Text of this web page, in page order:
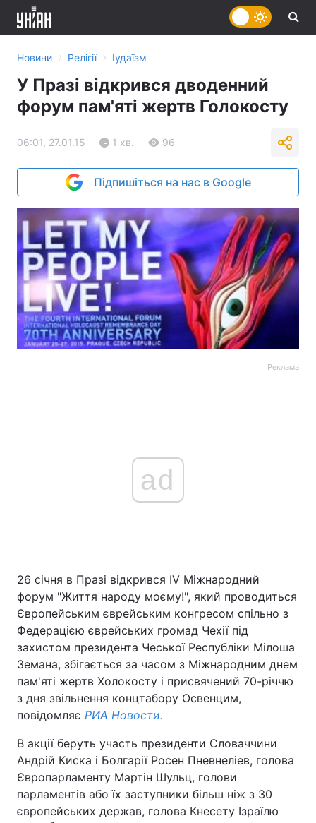
Головна Війна
Україна
Економіка
Спорт Наука
Техно і зв'язок Лайт
Новини › Релігії › Іудаїзм
У Празі відкрився дводенний
форум пам'яті жертв Голокосту
06:01, 27.01.15 1 хв. 96
Підпишіться на нас в Google
Реклама
ad
26 січня в Празі відкрився IV Міжнародний
форум "Життя народу моєму!", який проводиться
Європейським єврейським конгресом спільно з
Федерацією єврейських громад Чехії під
захистом президента Чеської Республіки Мілоша
Земана, збігається за часом з Міжнародним днем
пам'яті жертв Холокосту і присвячений 70-річчю
з дня звільнення концтабору Освенцим,
повідомляє РИА Новости.
В акції беруть участь президенти Словаччини
Андрій Киска і Болгарії Росен Пневнеліев, голова
Європарламенту Мартін Шульц, голови
парламентів або їх заступники більш ніж з 30
європейських держав, голова Кнесету Ізраїлю